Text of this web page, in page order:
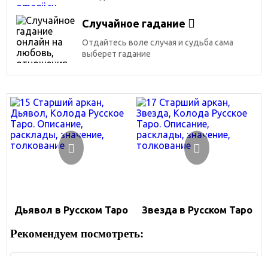
Случайное гадание
Отдайтесь воле случая и судьба сама
выберет гадание
Дьявол в Русском Таро Звезда в Русском Таро
Рекомендуем посмотреть: